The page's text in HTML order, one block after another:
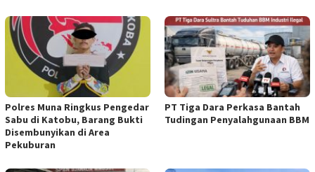
Polres Muna Ringkus Pengedar
Sabu di Katobu, Barang Bukti
Disembunyikan di Area
Pekuburan
PT Tiga Dara Perkasa Bantah
Tudingan Penyalahgunaan BBM